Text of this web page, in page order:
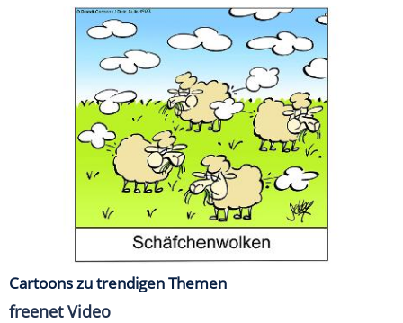
Cartoons zu trendigen Themen
freenet Video